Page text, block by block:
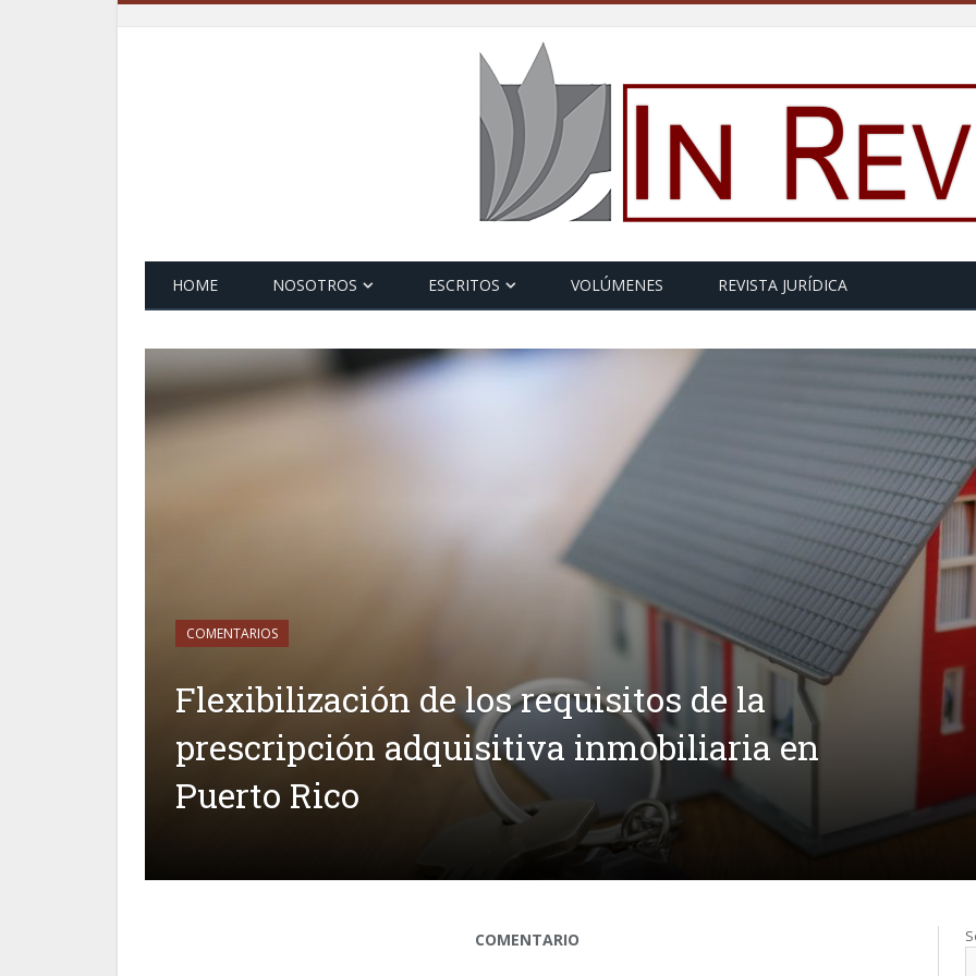
HOME NOSOTROS ESCRITOS VOLÚMENES REVISTA JURÍDICA
COMENTARIOS
Flexibilización de los requisitos de la
prescripción adquisitiva inmobiliaria en
Puerto Rico
COMENTARIO